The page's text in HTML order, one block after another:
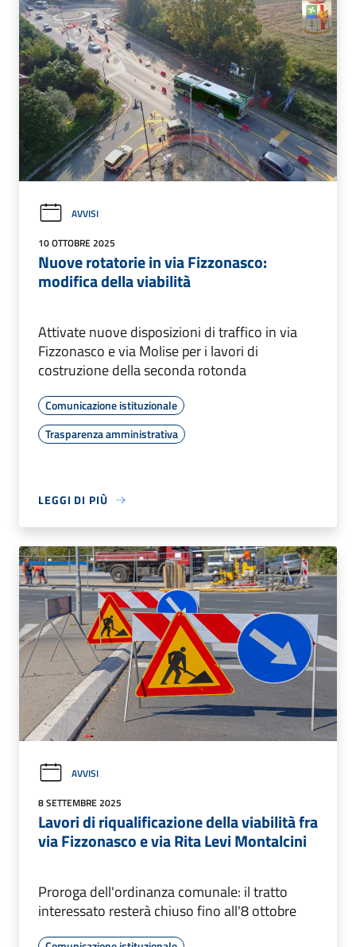
AVVISI
10 OTTOBRE 2025
Nuove rotatorie in via Fizzonasco:
modifica della viabilità
Attivate nuove disposizioni di traffico in via
Fizzonasco e via Molise per i lavori di
costruzione della seconda rotonda
Comunicazione istituzionale
Trasparenza amministrativa
LEGGI DI PIÙ
AVVISI
8 SETTEMBRE 2025
Lavori di riqualificazione della viabilità fra
via Fizzonasco e via Rita Levi Montalcini
Proroga dell'ordinanza comunale: il tratto
interessato resterà chiuso fino all'8 ottobre